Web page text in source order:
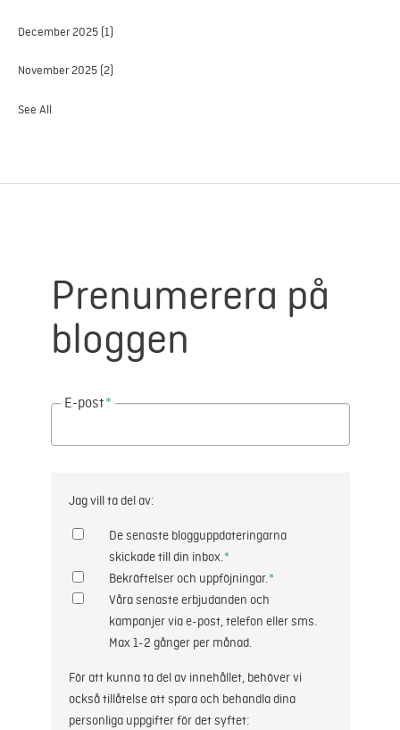
December 2025 (1)
November 2025 (2)
See All
Prenumerera på
bloggen
E-post*
Jag vill ta del av:
De senaste blogguppdateringarna
skickade till din inbox.*
Bekräftelser och uppföjningar.*
Våra senaste erbjudanden och
kampanjer via e-post, telefon eller sms.
Max 1-2 gånger per månad.
För att kunna ta del av innehållet, behöver vi
också tillåtelse att spara och behandla dina
personliga uppgifter för det syftet: